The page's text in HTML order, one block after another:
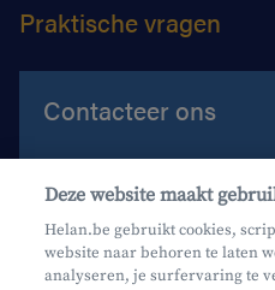
Praktische vragen
Contacteer ons
Contacteer ons
Maak een afspraak
Waar vind je ons?
Deze website maakt
Helan.be gebruikt cookies,
website naar behoren te laten
analyseren, je surfervaring te